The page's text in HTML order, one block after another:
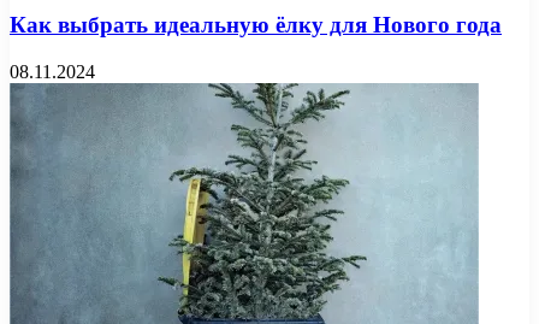
Как выбрать идеальную ёлку для Нового года
08.11.2024